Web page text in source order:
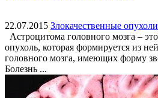
22.07.2015 Злокачественные опухоли
Астроцитома головного мозга –
опухоль, которая формируется из
головного мозга, имеющих форму
Болезнь ...